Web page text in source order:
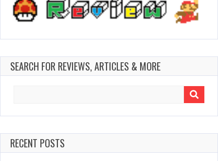
SEARCH FOR REVIEWS, ARTICLES & MORE
RECENT POSTS